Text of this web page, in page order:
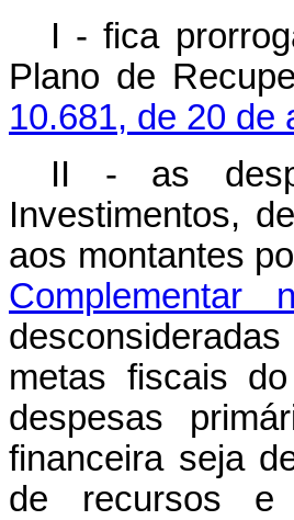
I - fica
Plano de
10.681, de 20 de
II - as
Investimentos,
aos montantes
metas fiscais
despesas
financeira seja
de recursos e